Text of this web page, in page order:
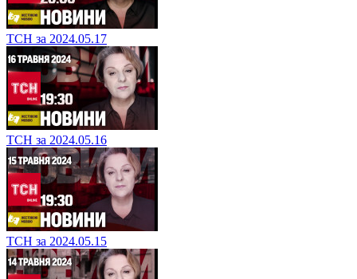
ТСН за 2024.05.17
ТСН за 2024.05.16
ТСН за 2024.05.15